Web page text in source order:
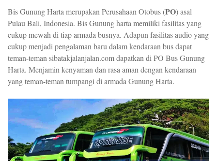
Bis Gunung Harta merupakan Perusahaan Otobus (PO) asal
Pulau Bali, Indonesia. Bis Gunung harta memiliki fasilitas yang
cukup mewah di tiap armada busnya. Adapun fasilitas audio yang
cukup menjadi pengalaman baru dalam kendaraan bus dapat
teman-teman sibatakjalanjalan.com dapatkan di PO Bus Gunung
Harta. Menjamin kenyaman dan rasa aman dengan kendaraan
yang teman-teman tumpangi di armada Gunung Harta.